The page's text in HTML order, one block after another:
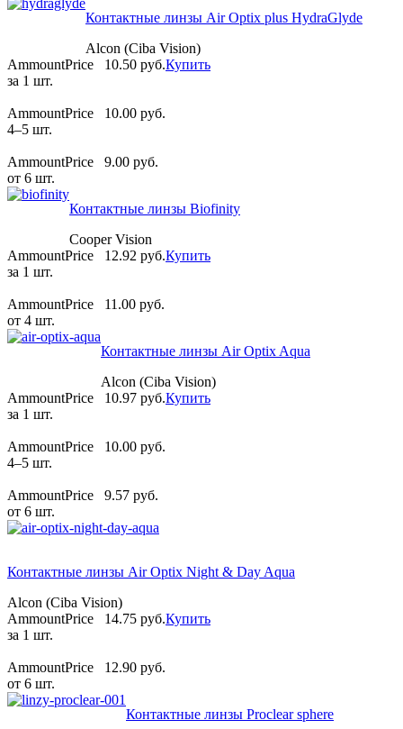
Контактные линзы Air Optix plus HydraGlyde
Alcon (Ciba Vision)
AmmountPrice
10.50 pуб.
за 1 шт.
AmmountPrice
10.00 pуб.
4–5 шт.
AmmountPrice
9.00 pуб.
от 6 шт.
Купить
Контактные линзы Biofinity
Cooper Vision
AmmountPrice
12.92 pуб.
за 1 шт.
AmmountPrice
11.00 pуб.
от 4 шт.
Купить
Контактные линзы Air Optix Aqua
Alcon (Ciba Vision)
AmmountPrice
10.97 pуб.
за 1 шт.
AmmountPrice
10.00 pуб.
4–5 шт.
AmmountPrice
9.57 pуб.
от 6 шт.
Купить
Контактные линзы Air Optix Night & Day Aqua
Alcon (Ciba Vision)
AmmountPrice
14.75 pуб.
за 1 шт.
AmmountPrice
12.90 pуб.
от 6 шт.
Купить
Контактные линзы Proclear sphere